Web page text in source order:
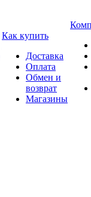
Как купить
Доставка
Оплата
Обмен и
возврат
Магазины